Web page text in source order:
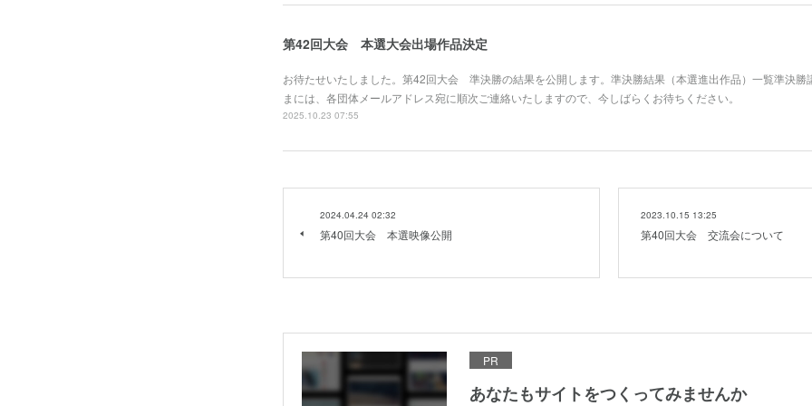
第42回大会 本選大会出場作品決定
お待たせいたしました。第42回大会 準決勝の結果を公開します。準決勝結果（本選進出作品）一覧準決勝
まには、各団体メールアドレス宛に順次ご連絡いたしますので、今しばらくお待ちください。
2025.10.23 07:55
2024.04.24 02:32
第40回大会 本選映像公開
2023.10.15 13:25
第40回大会 交流会について
PR
あなたもサイトをつくってみませんか